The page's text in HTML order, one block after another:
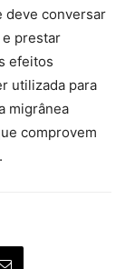
deve conversar
prestar
efeitos
utilizada para
migrânea
comprovem